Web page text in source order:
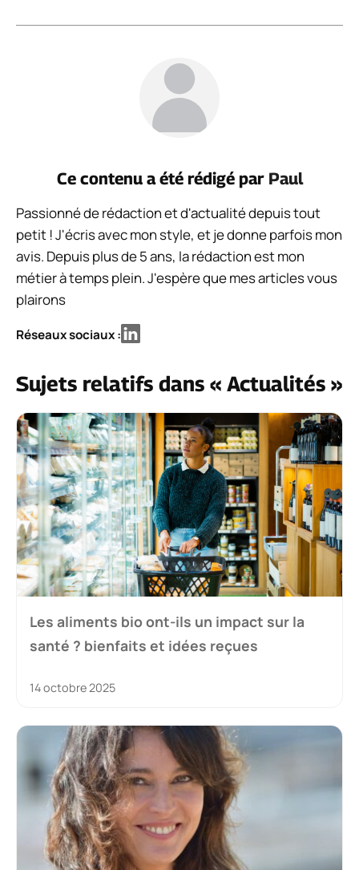
Ce contenu a été rédigé par Paul
Passionné de rédaction et d'actualité depuis tout
petit ! J'écris avec mon style, et je donne parfois mon
avis. Depuis plus de 5 ans, la rédaction est mon
métier à temps plein. J'espère que mes articles vous
plairons
Réseaux sociaux :
Sujets relatifs dans « Actualités »
Les aliments bio ont-ils un impact sur la
santé ? bienfaits et idées reçues
14 octobre 2025